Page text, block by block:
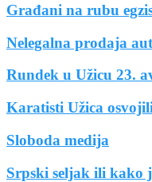
Građani na rubu
Nelegalna prodaja
Rundek u Užicu 23.
Karatisti Užica
Sloboda medija
Srpski seljak ili kako